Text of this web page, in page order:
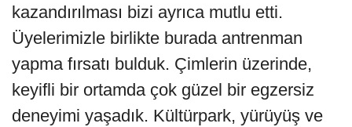
kazandırılması bizi ayrıca mutlu etti.
Üyelerimizle birlikte burada antrenman
yapma fırsatı bulduk. Çimlerin üzerinde,
keyifli bir ortamda çok güzel bir egzersiz
deneyimi yaşadık. Kültürpark, yürüyüş ve